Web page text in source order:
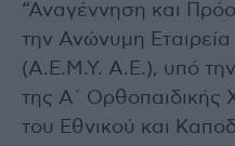
“Αναγέννηση και
την Ανώνυμη
(Α.Ε.Μ.Υ. Α.Ε.), υπό την
της Α΄ Ορθοπαιδικής
του Εθνικού και